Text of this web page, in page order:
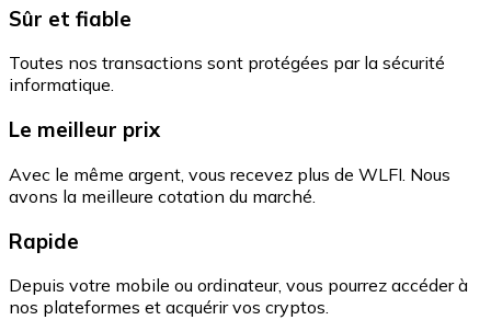
Sûr et fiable
Toutes nos transactions sont protégées par la sécurité
informatique.
Le meilleur prix
Avec le même argent, vous recevez plus de WLFI. Nous
avons la meilleure cotation du marché.
Rapide
Depuis votre mobile ou ordinateur, vous pourrez accéder à
nos plateformes et acquérir vos cryptos.